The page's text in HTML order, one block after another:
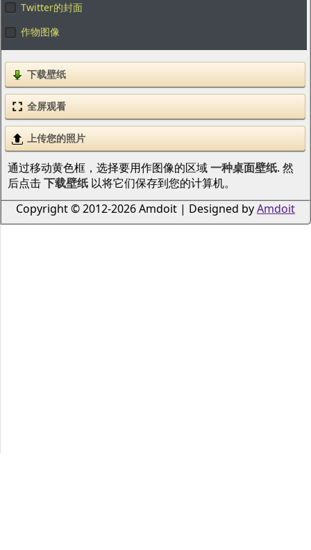
Twitter的封面
作物图像
下载壁纸
全屏观看
上传您的照片
通过移动黄色框，选择要用作图像的区域一种桌面壁纸. 然
后点击下载壁纸以将它们保存到您的计算机。
Copyright © 2012-2026 Amdoit | Designed byAmdoit